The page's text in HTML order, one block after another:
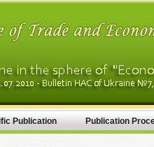
Publication Publication